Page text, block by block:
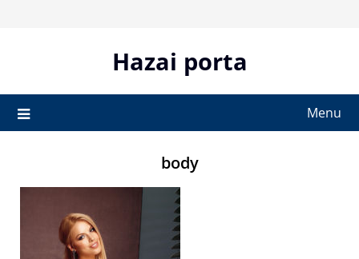
Hazai porta
Menu
body